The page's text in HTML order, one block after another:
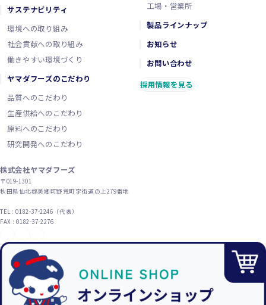
サステナビリティ
環境への取り組み
社会貢献への取り組み
働きやすい環境づくり
ヤマダフーズのこだわり
品質へのこだわり
生産供給へのこだわり
原料へのこだわり
研究開発へのこだわり
工場・営業所
製品ラインナップ
お知らせ
お問い合わせ
採用情報を見る
株式会社ヤマダフーズ
〒019-1301
秋田県仙北郡美郷町野荒町字街道の上279番地
TEL : 0182-37-2246（代表）
FAX : 0182-37-2276